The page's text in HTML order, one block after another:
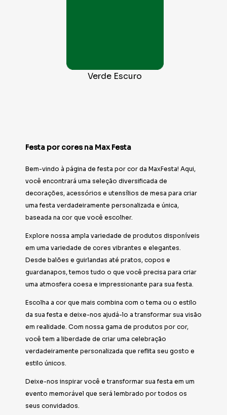
Verde Escuro
Festa por cores na Max Festa
Bem-vindo à página de festa por cor da MaxFesta! Aqui,
você encontrará uma seleção diversificada de
decorações, acessórios e utensílios de mesa para criar
uma festa verdadeiramente personalizada e única,
baseada na cor que você escolher.
Explore nossa ampla variedade de produtos disponíveis
em uma variedade de cores vibrantes e elegantes.
Desde balões e guirlandas até pratos, copos e
guardanapos, temos tudo o que você precisa para criar
uma atmosfera coesa e impressionante para sua festa.
Escolha a cor que mais combina com o tema ou o estilo
da sua festa e deixe-nos ajudá-lo a transformar sua visão
em realidade. Com nossa gama de produtos por cor,
você tem a liberdade de criar uma celebração
verdadeiramente personalizada que reflita seu gosto e
estilo únicos.
Deixe-nos inspirar você e transformar sua festa em um
evento memorável que será lembrado por todos os
seus convidados.